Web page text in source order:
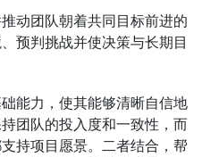
动团队朝着共同目标前进的
预判挑战并使决策与长期目
能力，使其能够清晰自信地
团队的投入度和一致性，而
持项目愿景。二者结合，帮